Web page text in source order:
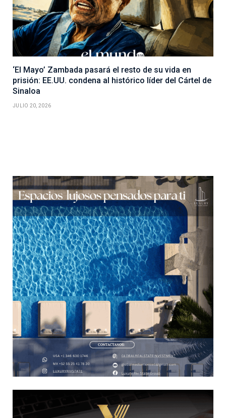
‘El Mayo’ Zambada pasará el resto de su vida en
prisión: EE.UU. condena al histórico líder del Cártel de
Sinaloa
JULIO 20, 2026